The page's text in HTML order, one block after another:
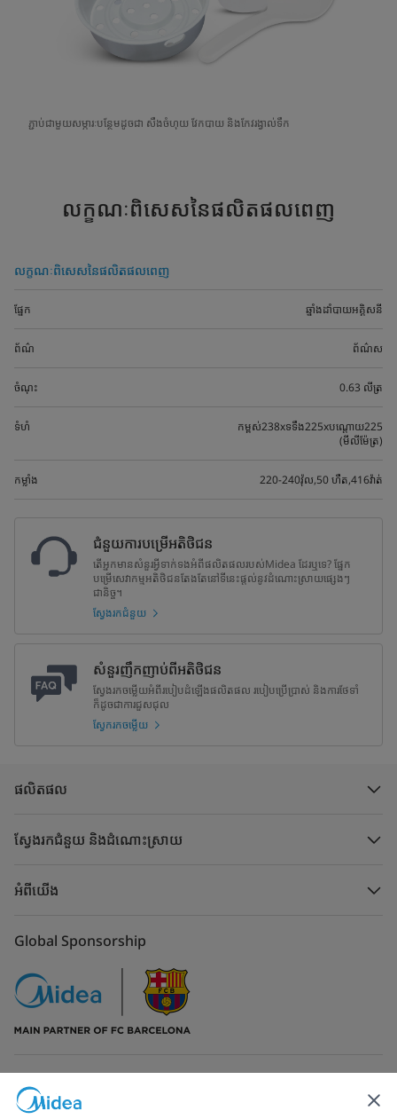
ភ្ជាប់ជាមួយសម្ភារៈបន្ថែមដូចជា សឹងចំហុយ វែកបាយ និងកែវរង្វាល់ទឹក
លក្ខណៈពិសេសនៃផលិតផលពេញ
លក្ខណៈពិសេសនៃផលិតផលពេញ
ផ្នែក ឆ្នាំងដាំបាយអគ្គិសនី
ព័ណ៌ ព័ណ៌ស
ចំណុះ 0.63 លីត្រ
ទំហំ
កម្ពស់238xទទឹង225xបណ្តោយ225
(មីលីម៉ែត្រ)
កម្លាំង 220-240វ៉ុល,50 ហឺត,416វ៉ាត់
ជំនួយការបម្រើអតិថិជន
តើអ្នកមានសំនួរអ្វីទាក់ទងអំពីផលិតផលរបស់Midea ដែរឬទេ? ផ្នែក
បម្រើសេវាកម្មអតិថិជនតែងតែនៅទីនេះផ្តល់នូវដំណោះស្រាយផ្សេងៗ
ជានិច្ច។
ស្វែងរកជំនួយ
សំនួរញឹកញាប់ពីអតិថិជន
ស្វែងរកចម្លើយអំពីរបៀបដំឡើងផលិតផល របៀបប្រើប្រាស់ និងការថែទាំ
ក៏ដូចជាការជួសជុល
ស្វែករកចម្លើយ
ផលិតផល
ស្វែងរកជំនួយ និងដំណោះស្រាយ
អំពីយើង
Global Sponsorship
ទំនាក់ទំនងមកកាន់យើង